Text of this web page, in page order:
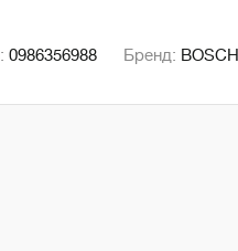
0986356988 Бренд: BOSCH